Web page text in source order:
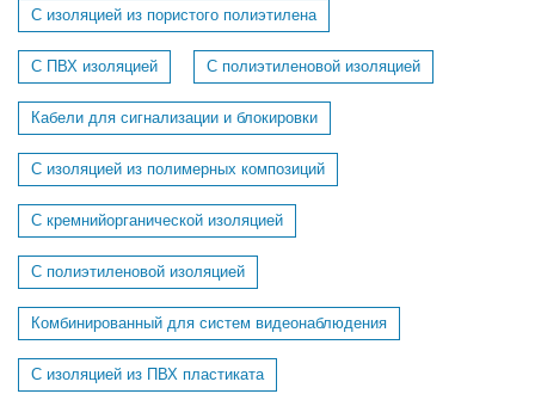
С изоляцией из пористого полиэтилена
С ПВХ изоляцией С полиэтиленовой изоляцией
Кабели для сигнализации и блокировки
C изоляцией из полимерных композиций
C кремнийорганической изоляцией
C полиэтиленовой изоляцией
Комбинированный для систем видеонаблюдения
С изоляцией из ПВХ пластиката